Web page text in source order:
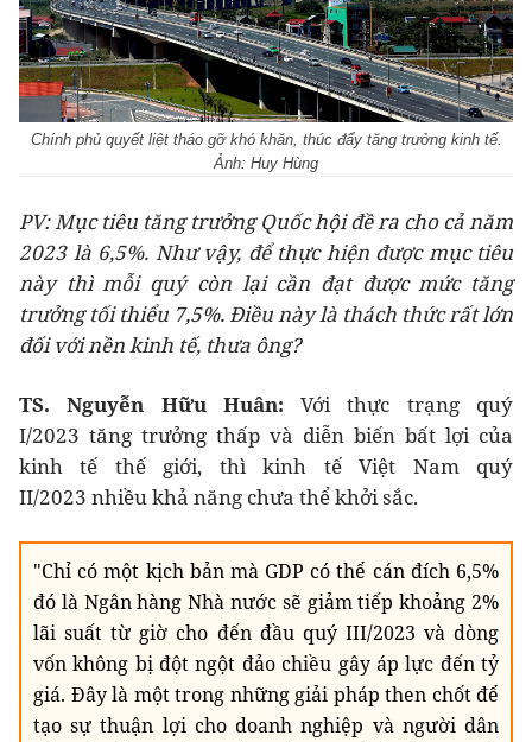
Chính phủ quyết liệt tháo gỡ khó khăn, thúc đẩy tăng trưởng kinh tế.
Ảnh: Huy Hùng
PV: Mục tiêu tăng trưởng Quốc hội đề ra cho cảnăm
2023 là 6,5%. Như vậy, để thực hiện được mục tiêu
này thì mỗi quý còn lại cần đạt được mức tăng
trưởng tối thiểu 7,5%.Điều này là thách thức rất lớn
đối với nền kinh tế, thưa ông?
TS. Nguyễn Hữu Huân: Với thực trạng quý
I/2023 tăng trưởng thấp và diễn biến bất lợi của
kinh tế thế giới, thì kinh tế Việt Nam quý
II/2023 nhiều khả năng chưa thể khởi sắc.
"Chỉ có một kịch bản mà GDP có thể cán đích 6,5%
đó là Ngân hàng Nhà nước sẽ giảm tiếp khoảng 2%
lãi suất từ giờ cho đến đầu quý III/2023 và dòng
vốn không bị đột ngột đảo chiều gây áp lực đến tỷ
giá. Đây là một trong những giải pháp then chốt để
tạo sự thuận lợi cho doanh nghiệp và người dân